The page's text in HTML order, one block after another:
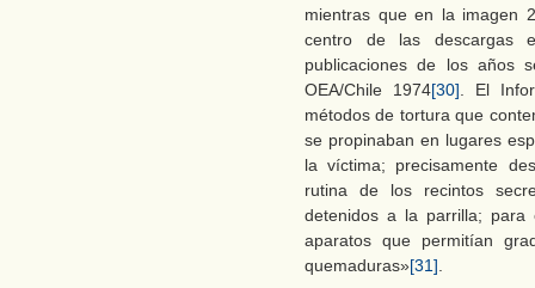
mientras que en la imagen
centro de las descargas
publicaciones de los años
OEA/Chile 1974[30] . El
métodos de tortura que
se propinaban en lugares
la víctima; precisamente
rutina de los recintos
detenidos a la parrilla;
aparatos que permitían
quemaduras»[31]